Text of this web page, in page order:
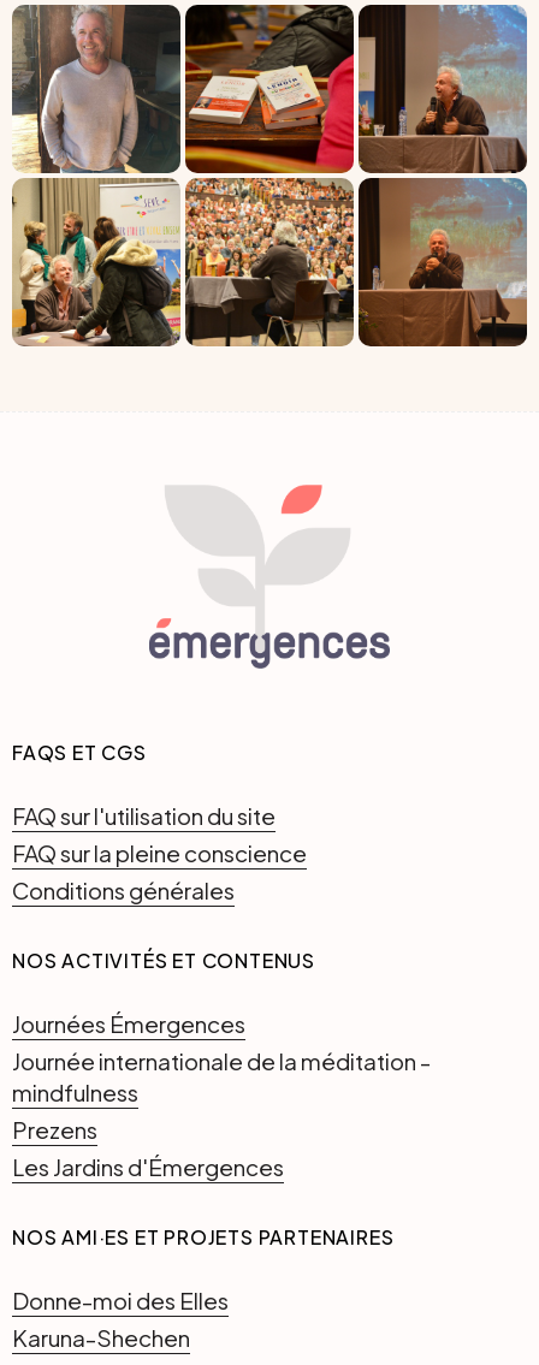
FAQS ET CGS
FAQ sur l'utilisation du site
FAQ sur la pleine conscience
Conditions générales
NOS ACTIVITÉS ET CONTENUS
Journées Émergences
Journée internationale de la méditation -
mindfulness
Prezens
Les Jardins d'Émergences
NOS AMI·ES ET PROJETS PARTENAIRES
Donne-moi des Elles
Karuna-Shechen